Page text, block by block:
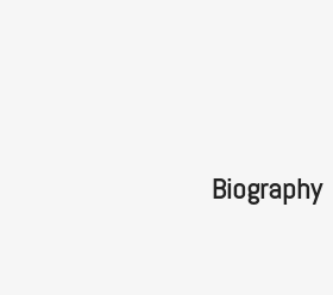
Biography